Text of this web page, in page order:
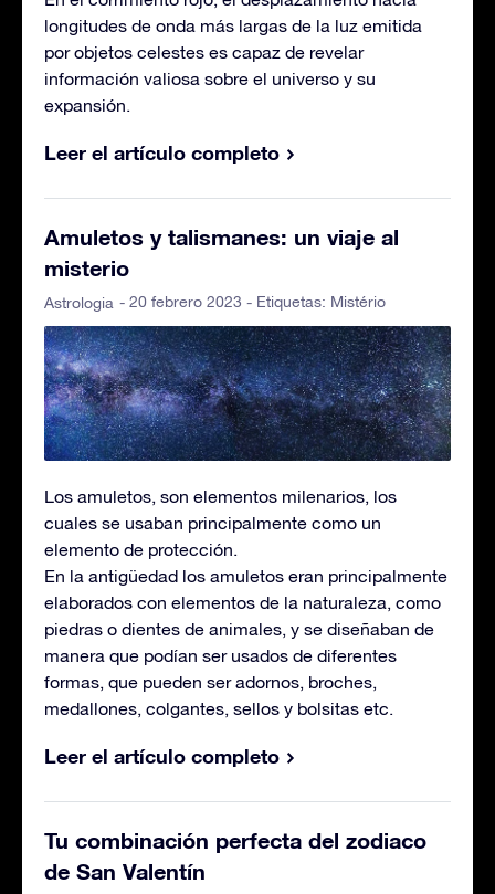
longitudes de onda más largas de la luz emitida
por objetos celestes es capaz de revelar
información valiosa sobre el universo y su
expansión.
Leer el artículo completo
Amuletos y talismanes: un viaje al
misterio
Astrologia - 20 febrero 2023 - Etiquetas: Mistério
Los amuletos, son elementos milenarios, los
cuales se usaban principalmente como un
elemento de protección.
En la antigüedad los amuletos eran principalmente
elaborados con elementos de la naturaleza, como
piedras o dientes de animales, y se diseñaban de
manera que podían ser usados de diferentes
formas, que pueden ser adornos, broches,
medallones, colgantes, sellos y bolsitas etc.
Leer el artículo completo
Tu combinación perfecta del zodiaco
de San Valentín